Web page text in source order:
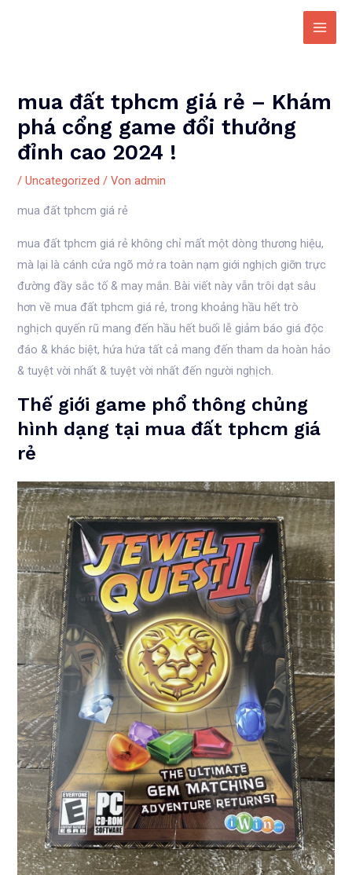
Main
mua đất tphcm giá rẻ – Khám
phá cổng game đổi thưởng
đỉnh cao 2024 !
/Uncategorized / Vonadmin
mua đất tphcm giá rẻ
mua đất tphcm giá rẻ không chỉ mất một dòng thương hiệu,
mà lại là cánh cửa ngõ mở ra toàn nạm giới nghịch giỡn trực
đường đầy sắc tố & may mắn. Bài viết này vẫn trôi dạt sâu
hơn về mua đất tphcm giá rẻ, trong khoảng hầu hết trò
nghịch quyến rũ mang đến hầu hết buổi lễ giảm báo giá độc
đáo & khác biệt, hứa hứa tất cả mang đến tham da hoàn hảo
& tuyệt vời nhất & tuyệt vời nhất đến người nghịch.
Thế giới game phổ thông chủng
hình dạng tại mua đất tphcm giá
rẻ